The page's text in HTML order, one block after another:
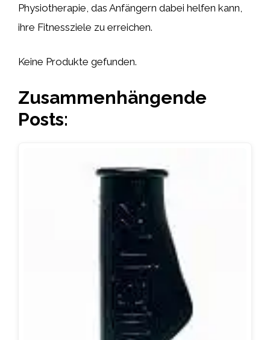
Physiotherapie, das Anfängern dabei helfen kann,
ihre Fitnessziele zu erreichen.
Keine Produkte gefunden.
Zusammenhängende
Posts: